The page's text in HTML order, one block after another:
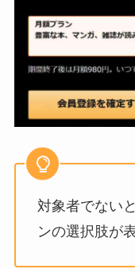
対象者でない
ンの選択肢が